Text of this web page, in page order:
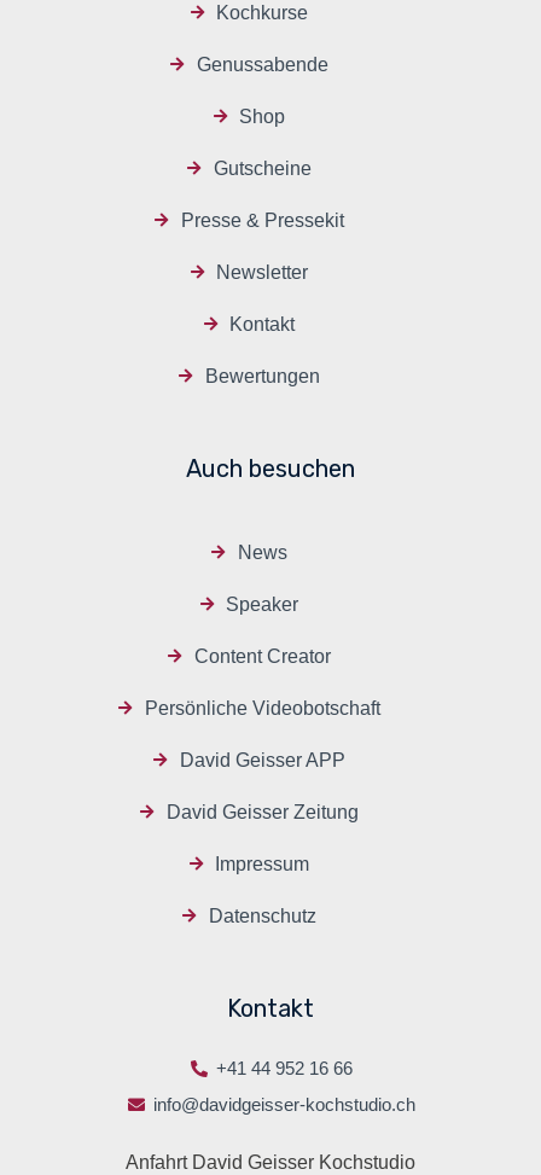
Kochkurse
Genussabende
Shop
Gutscheine
Presse & Pressekit
Newsletter
Kontakt
Bewertungen
Auch besuchen
News
Speaker
Content Creator
Persönliche Videobotschaft
David Geisser APP
David Geisser Zeitung
Impressum
Datenschutz
Kontakt
+41 44 952 16 66
info@davidgeisser-kochstudio.ch
Anfahrt David Geisser Kochstudio